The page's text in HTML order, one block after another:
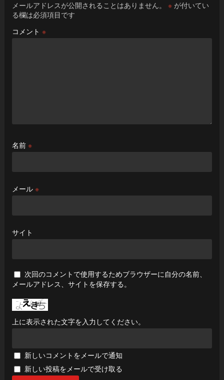
メールアドレスが公開されることはありません。 ※が付いてい
る欄は必須項目です
コメント ※
名前 ※
メール ※
サイト
次回のコメントで使用するためブラウザーに自分の名前、
メールアドレス、サイトを保存する。
上に表示された文字を入力してください。
新しいコメントをメールで通知
新しい投稿をメールで受け取る